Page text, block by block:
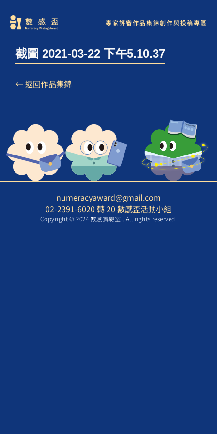
專家評審作品集錦創作與投稿專區
截圖 2021-03-22 下午5.10.37
← 返回作品集錦
numeracyaward@gmail.com
02-2391-6020 轉 20 數感盃活動小組
Copyright © 2024 數感實驗室 . All rights reserved.